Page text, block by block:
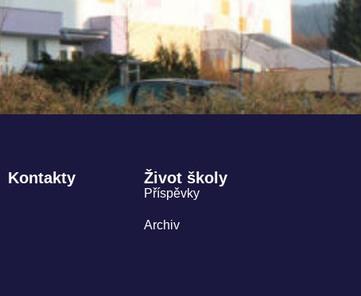
Kontakty Život školy
Příspěvky
Archiv